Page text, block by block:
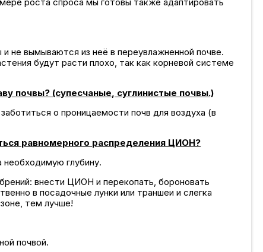
не вымываются из неё в переувлажненной почве.
будут расти плохо, так как корневой системе
почвы? (супесчаные, суглинистые почвы.)
о проницаемости почв для воздуха (в
равномерного распределения ЦИОН?
необходимую глубину.
внести ЦИОН и перекопать, бороновать
в посадочные лунки или траншеи и слегка
тем лучше!
почвой.